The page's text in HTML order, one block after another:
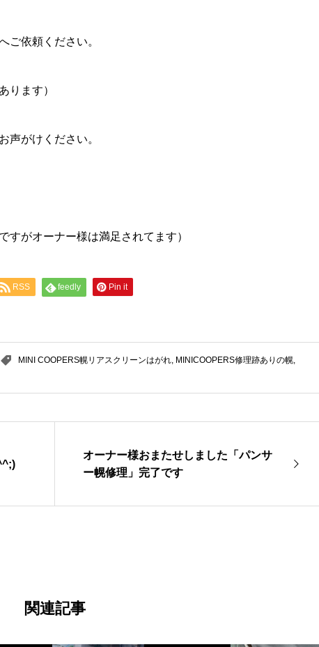
ご依頼ください。
ります）
声がけください。
すがオーナー様は満足されてます）
RSS feedly Pin it
MINI COOPERS幌リアスクリーンはがれ, MINICOOPERS修理跡ありの幌,
オーナー様おまたせしました「パンサ
ー幌修理」完了です
関連記事